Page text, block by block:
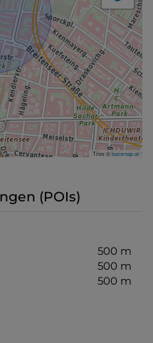
Tiles ©basemap.at
(POIs)
500 m
500 m
500 m